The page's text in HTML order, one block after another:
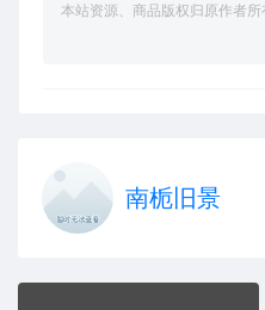
本站资源、商品版权归原作者所
南栀旧景